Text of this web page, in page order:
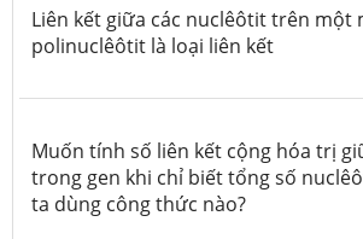
Liên kết giữa các nuclêôtit trên một
polinuclêôtit là loại liên kết
Muốn tính số liên kết cộng hóa trị
trong gen khi chỉ biết tổng số
ta dùng công thức nào?